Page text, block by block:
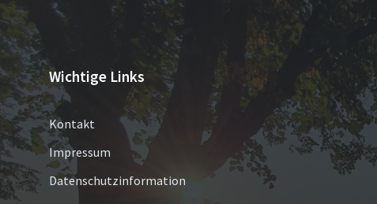
Wichtige Links
Kontakt
Impressum
Datenschutzinformation